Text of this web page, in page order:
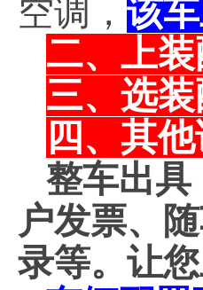
空调， 该
二、上装
三、选装
四、其他
整车出具
户发票、
录等。让